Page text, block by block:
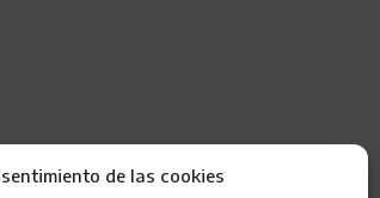
de las cookies